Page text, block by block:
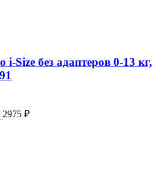
i-Size без адаптеров 0-13 кг,
2975 ₽